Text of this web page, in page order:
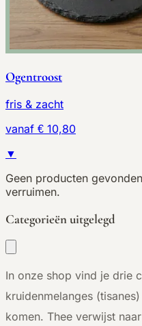
Ogentroost
fris & zacht
vanaf € 10,80
▼
Geen producten
verruimen.
Categorieën uitgelegd
In onze shop vind je drie
kruidenmelanges
komen. Thee verwijst